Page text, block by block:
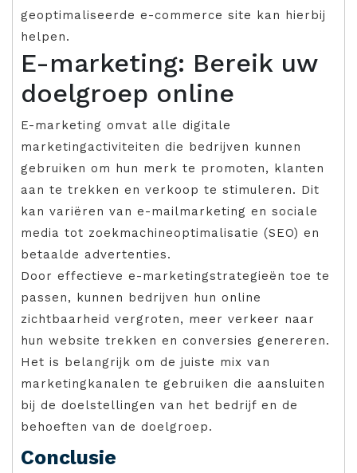
geoptimaliseerde e-commerce site kan hierbij
helpen.
E-marketing: Bereik uw
doelgroep online
E-marketing omvat alle digitale
marketingactiviteiten die bedrijven kunnen
gebruiken om hun merk te promoten, klanten
aan te trekken en verkoop te stimuleren. Dit
kan variëren van e-mailmarketing en sociale
media tot zoekmachineoptimalisatie (SEO) en
betaalde advertenties.
Door effectieve e-marketingstrategieën toe te
passen, kunnen bedrijven hun online
zichtbaarheid vergroten, meer verkeer naar
hun website trekken en conversies genereren.
Het is belangrijk om de juiste mix van
marketingkanalen te gebruiken die aansluiten
bij de doelstellingen van het bedrijf en de
behoeften van de doelgroep.
Conclusie